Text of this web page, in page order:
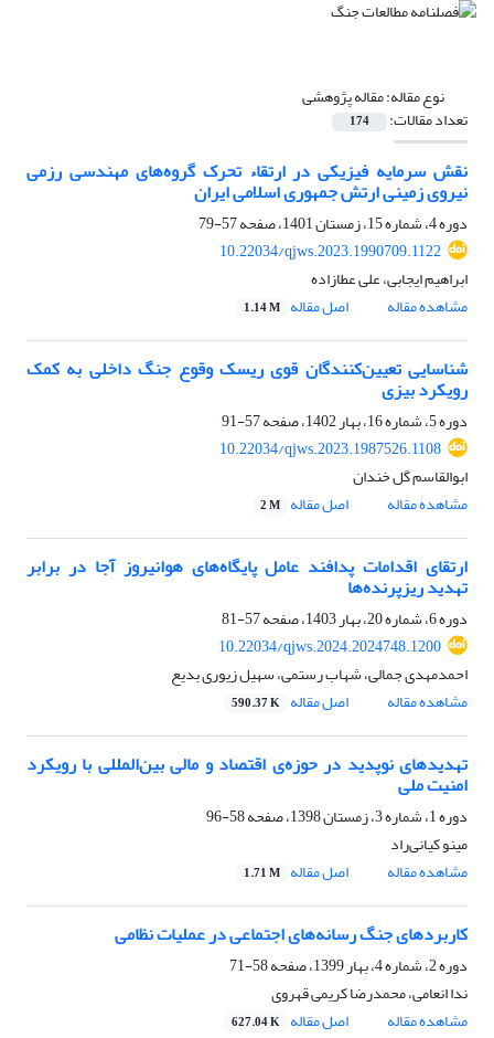
نوع مقاله:مقاله پژوهشی
تعداد مقالات: 174
نقش سرمایه فیزیکی در ارتقاء تحرک گروه‌های مهندسی رزمی
نیروی زمینی ارتش جمهوری اسلامی ایران
دوره 4، شماره 15، زمستان 1401، صفحه
57-79
10.22034/qjws.2023.1990709.1122
ابراهیم ایجابی، علی عطازاده
مشاهده مقاله
اصل مقاله 1.14 M
شناسایی تعیین‌کنندگان قوی ریسک وقوع جنگ داخلی به کمک
رویکرد بیزی
دوره 5، شماره 16، بهار 1402، صفحه
57-91
10.22034/qjws.2023.1987526.1108
ابوالقاسم گل خندان
مشاهده مقاله
اصل مقاله 2 M
ارتقای اقدامات پدافند عامل پایگاه‌های هوانیروز آجا در برابر
تهدید ریزپرنده‌ها
دوره 6، شماره 20، بهار 1403، صفحه
57-81
10.22034/qjws.2024.2024748.1200
احمدمهدی جمالی، شهاب رستمی، سهیل زیوری بدیع
مشاهده مقاله
اصل مقاله 590.37 K
تهدیدهای نوپدید در حوزه‌ی اقتصاد و مالی بین‌المللی با رویکرد
امنیت ملی
دوره 1، شماره 3، زمستان 1398، صفحه
58-96
مینو کیانی‌راد
مشاهده مقاله
اصل مقاله 1.71 M
کاربرد‌های جنگ رسانه‌های اجتماعی در عملیات نظامی
دوره 2، شماره 4، بهار 1399، صفحه
58-71
ندا انعامی، محمدرضا کریمی قهروی
مشاهده مقاله
اصل مقاله 627.04 K